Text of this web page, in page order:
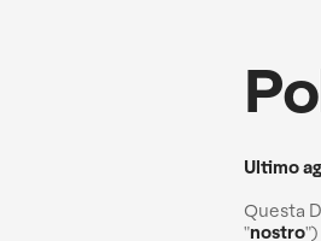
Ultimo
Questa
"nostro